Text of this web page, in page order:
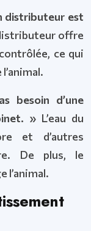
distributeur est
offre
ce qui
besoin d’une
» L’eau du
et d’autres
De plus, le
l’animal.